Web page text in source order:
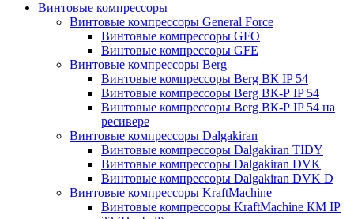
Винтовые компрессоры
Винтовые компрессоры General Force
Винтовые компрессоры GFO
Винтовые компрессоры GFE
Винтовые компрессоры Berg
Винтовые компрессоры Berg ВК IP 54
Винтовые компрессоры Berg ВК-Р IP 54
Винтовые компрессоры Berg ВК-Р IP 54 на
ресивере
Винтовые компрессоры Dalgakiran
Винтовые компрессоры Dalgakiran TIDY
Винтовые компрессоры Dalgakiran DVK
Винтовые компрессоры Dalgakiran DVK D
Винтовые компрессоры KraftMachine
Винтовые компрессоры KraftMachine КМ IP